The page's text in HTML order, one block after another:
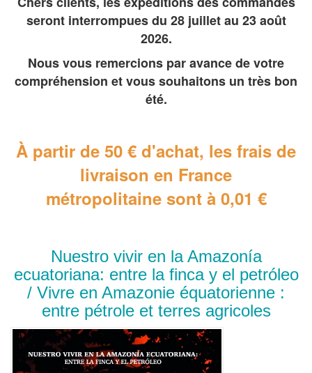
seront interrompues du 28 juillet au 23 août
2026.
Nous vous remercions par avance de votre
compréhension et vous souhaitons un très bon
été.
À partir de 50 € d'achat, les frais de
livraison en France
métropolitainesont à 0,01 €
Nuestro vivir en la Amazonía
ecuatoriana: entre la finca y el petróleo
/ Vivre en Amazonie équatorienne :
entre pétrole et terres agricoles